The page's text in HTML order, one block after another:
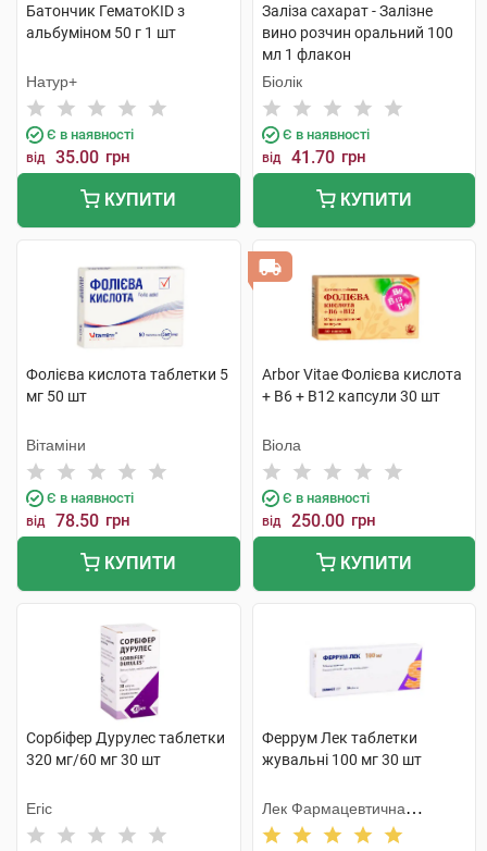
Батончик ГематоKID з
альбуміном 50 г 1 шт
Натур+
Є в наявності
від 35.00 грн
КУПИТИ
Заліза сахарат - Залізне
вино розчин оральний 100
мл 1 флакон
Біолік
Є в наявності
від 41.70 грн
КУПИТИ
Фолієва кислота таблетки 5
мг 50 шт
Вітаміни
Є в наявності
від 78.50 грн
КУПИТИ
Arbor Vitae Фолієва кислота
+ В6 + В12 капсули 30 шт
Віола
Є в наявності
від 250.00 грн
КУПИТИ
Сорбіфер Дурулес таблетки
320 мг/60 мг 30 шт
Егіс
Феррум Лек таблетки
жувальні 100 мг 30 шт
Лек Фармацевтична
компанія